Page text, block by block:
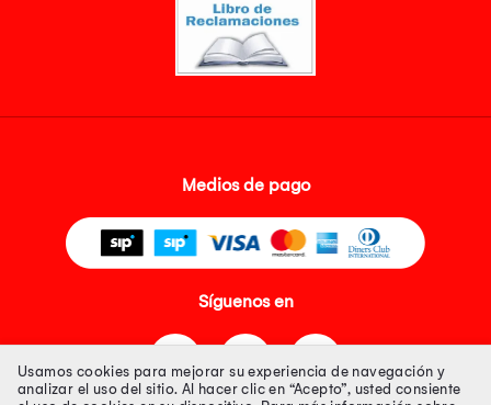
Medios de pago
Síguenos en
Usamos cookies para mejorar su experiencia de navegación y
analizar el uso del sitio. Al hacer clic en “Acepto”, usted consiente